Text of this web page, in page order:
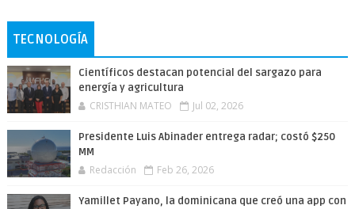
TECNOLOGÍA
Científicos destacan potencial del sargazo para
energía y agricultura
CRISTHIAN MATEO Jul 02, 2026
Presidente Luis Abinader entrega radar; costó $250
MM
Redacción Feb 26, 2026
Yamillet Payano, la dominicana que creó una app con